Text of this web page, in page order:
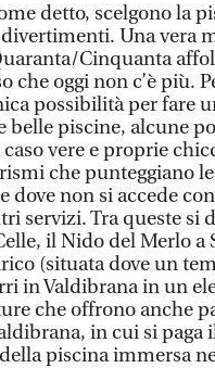
detto, scelgono la
Una vera
Cinquanta
che oggi non c’è più.
possibilità per fare
belle piscine, alcune
vere e proprie
che punteggiano
dove non si accede
servizi. Tra queste si
il Nido del Merlo
(situata dove un
in Valdibrana in un
che offrono anche
in cui si paga
piscina immersa